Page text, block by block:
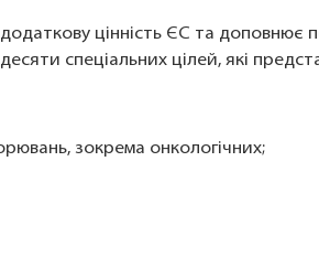
цінність ЄС та доповнює
спеціальних цілей, які
зокрема онкологічних;